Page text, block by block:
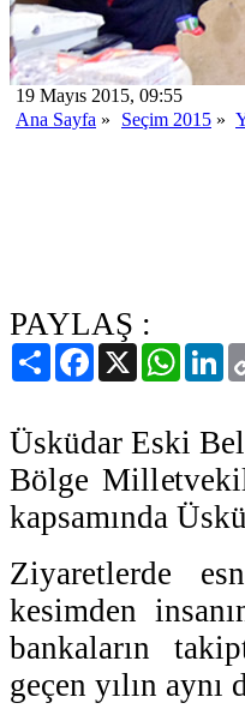
19 Mayıs 2015, 09:55
Ana Sayfa » Seçim 2015 »
PAYLAŞ :
PaylaşFacebook
X
Üsküdar Eski
Bölge
kapsamında
Ziyaretlerde
kesimden
bankaların
geçen yılın